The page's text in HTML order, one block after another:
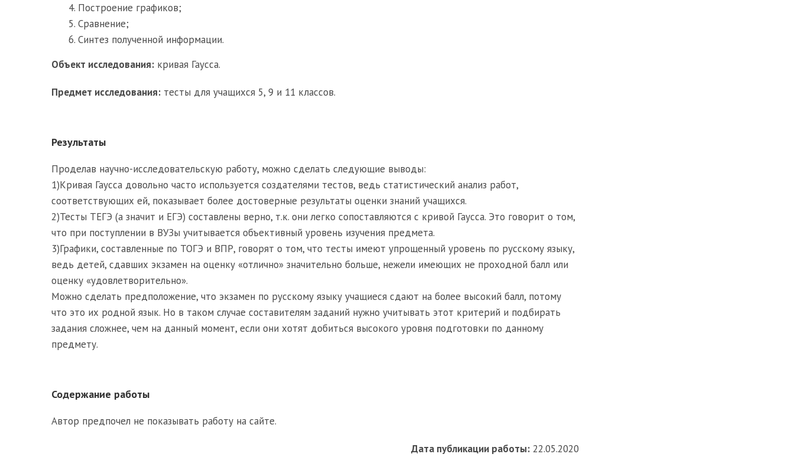
Построение графиков;
Сравнение;
Синтез полученной информации.
Объект исследования: кривая Гаусса.
Предмет исследования: тесты для учащихся 5, 9 и 11 классов.
Результаты
Проделав научно-исследовательскую работу, можно сделать следующие выводы:
1)Кривая Гаусса довольно часто используется создателями тестов, ведь статистический анализ работ,
соответствующих ей, показывает более достоверные результаты оценки знаний учащихся.
2)Тесты ТЕГЭ (а значит и ЕГЭ) составлены верно, т.к. они легко сопоставляются с кривой Гаусса. Это говорит о том,
что при поступлении в ВУЗы учитывается объективный уровень изучения предмета.
3)Графики, составленные по ТОГЭ и ВПР, говорят о том, что тесты имеют упрощенный уровень по русскому языку,
ведь детей, сдавших экзамен на оценку «отлично» значительно больше, нежели имеющих не проходной балл или
оценку «удовлетворительно».
Можно сделать предположение, что экзамен по русскому языку учащиеся сдают на более высокий балл, потому
что это их родной язык. Но в таком случае составителям заданий нужно учитывать этот критерий и подбирать
задания сложнее, чем на данный момент, если они хотят добиться высокого уровня подготовки по данному
предмету.
Содержание работы
Автор предпочел не показывать работу на сайте.
Дата публикации работы: 22.05.2020